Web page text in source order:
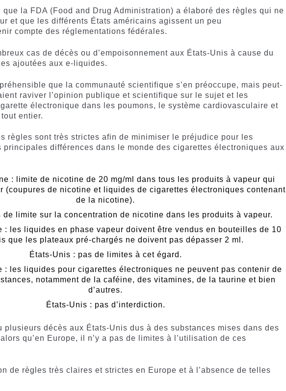
la FDA (Food and Drug Administration) a élaboré des règles qui ne
et que les différents États américains agissent un peu
compte des réglementations fédérales.
cas de décès ou d’empoisonnement aux États-Unis à cause du
ajoutées aux e-liquides.
que la communauté scientifique s’en préoccupe, mais peut-
raviver l’opinion publique et scientifique sur le sujet et les
électronique dans les poumons, le système cardiovasculaire et
entier.
règles sont très strictes afin de minimiser le préjudice pour les
principales différences dans le monde des cigarettes électroniques aux
: limite de nicotine de 20 mg/ml dans tous les produits à vapeur qui
(coupures de nicotine et liquides de cigarettes électroniques contenant
de la nicotine).
de limite sur la concentration de nicotine dans les produits à vapeur.
: les liquides en phase vapeur doivent être vendus en bouteilles de 10
que les plateaux pré-chargés ne doivent pas dépasser 2 ml.
États-Unis : pas de limites à cet égard.
: les liquides pour cigarettes électroniques ne peuvent pas contenir de
notamment de la caféine, des vitamines, de la taurine et bien
d’autres.
États-Unis : pas d’interdiction.
plusieurs décès aux États-Unis dus à des substances mises dans des
qu’en Europe, il n’y a pas de limites à l’utilisation de ces
de règles très claires et strictes en Europe et à l’absence de telles